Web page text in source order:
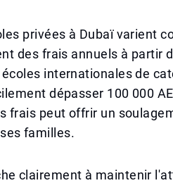
privées à Dubaï varient
des frais annuels à partir
internationales de
dépasser 100 000
frais peut offrir un
familles.
clairement à maintenir